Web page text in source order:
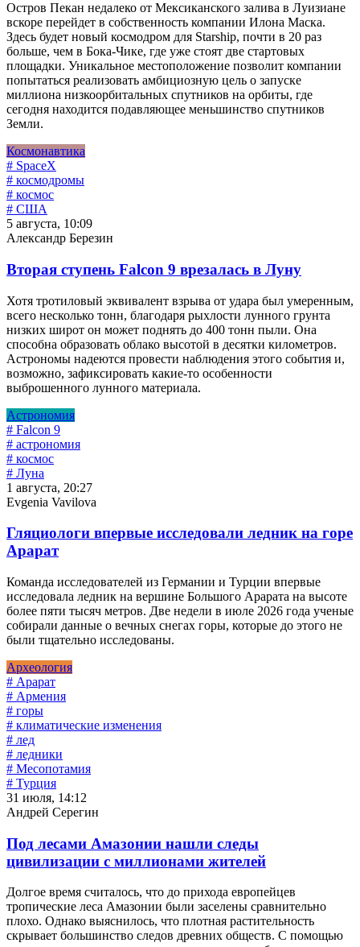
Остров Пекан недалеко от Мексиканского залива в Луизиане
вскоре перейдет в собственность компании Илона Маска.
Здесь будет новый космодром для Starship, почти в 20 раз
больше, чем в Бока-Чике, где уже стоят две стартовых
площадки. Уникальное местоположение позволит компании
попытаться реализовать амбициозную цель о запуске
миллиона низкоорбитальных спутников на орбиты, где
сегодня находится подавляющее меньшинство спутников
Земли.
Космонавтика
# SpaceX
# космодромы
# космос
# США
5 августа, 10:09
Александр Березин
Вторая ступень Falcon 9 врезалась в Луну
Хотя тротиловый эквивалент взрыва от удара был умеренным,
всего несколько тонн, благодаря рыхлости лунного грунта
низких широт он может поднять до 400 тонн пыли. Она
способна образовать облако высотой в десятки километров.
Астрономы надеются провести наблюдения этого события и,
возможно, зафиксировать какие-то особенности
выброшенного лунного материала.
Астрономия
# Falcon 9
# астрономия
# космос
# Луна
1 августа, 20:27
Evgenia Vavilova
Гляциологи впервые исследовали ледник на горе
Арарат
Команда исследователей из Германии и Турции впервые
исследовала ледник на вершине Большого Арарата на высоте
более пяти тысяч метров. Две недели в июле 2026 года ученые
собирали данные о вечных снегах горы, которые до этого не
были тщательно исследованы.
Археология
# Арарат
# Армения
# горы
# климатические изменения
# лед
# ледники
# Месопотамия
# Турция
31 июля, 14:12
Андрей Серегин
Под лесами Амазонии нашли следы
цивилизации с миллионами жителей
Долгое время считалось, что до прихода европейцев
тропические леса Амазонии были заселены сравнительно
плохо. Однако выяснилось, что плотная растительность
скрывает большинство следов древних обществ. С помощью